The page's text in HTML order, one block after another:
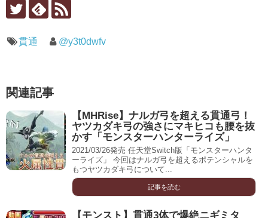
貫通 @y3t0dwfv
関連記事
【MHRise】ナルガ弓を超える貫通弓！
ヤツカダキ弓の強さにマキヒコも腰を抜
かす「モンスターハンターライズ」
2021/03/26発売 任天堂Switch版「モンスターハンタ
ーライズ」 今回はナルガ弓を超えるポテンシャルを
もつヤツカダキ弓について...
記事を読む
【モンスト】貫通3体で爆絶ニギミタ